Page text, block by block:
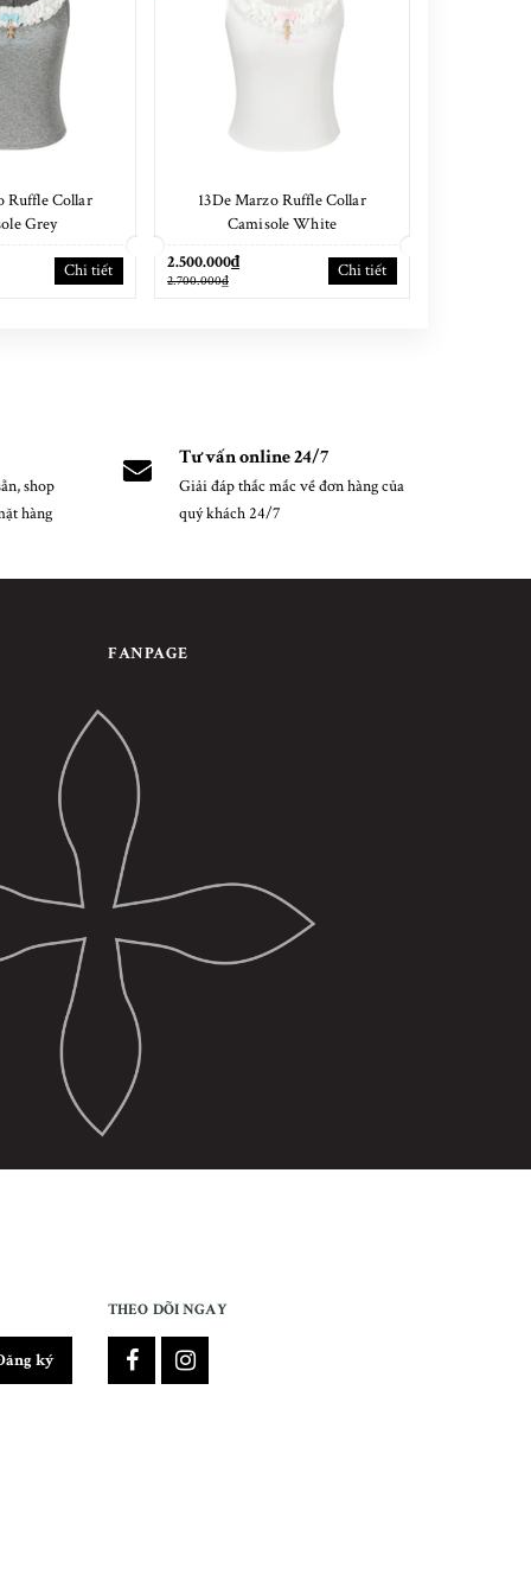
Ruffle Collar
Grey
Chi tiết
13De Marzo Ruffle Collar
Camisole White
2.500.000₫
2.700.000₫ Chi tiết
shop
hàng
Tư vấn online 24/7
Giải đáp thắc mắc về đơn hàng của
quý khách 24/7
FANPAGE
ký
THEO DÕI NGAY